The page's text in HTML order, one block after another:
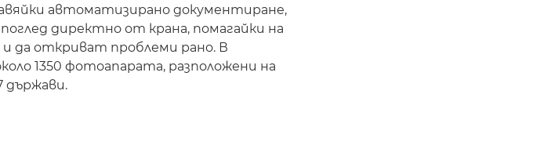
автоматизирано документиране,
директно от крана, помагайки на
да откриват проблеми рано. В
1350 фотоапарата, разположени на
държави.